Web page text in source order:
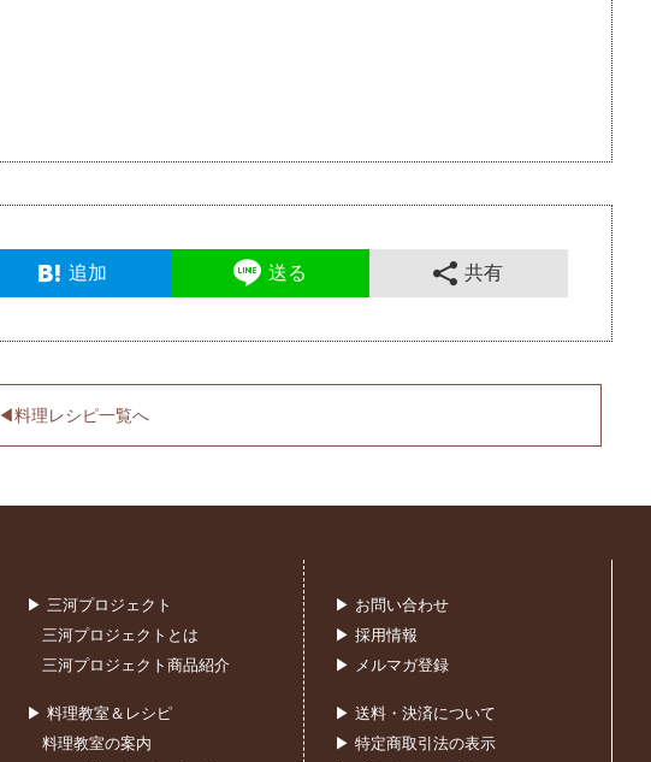
追加 送る 共有
◀︎料理レシピ一覧へ
▶ 三河プロジェクト
三河プロジェクトとは
三河プロジェクト商品紹介
▶ 料理教室＆レシピ
料理教室の案内
▶ お問い合わせ
▶ 採用情報
▶ メルマガ登録
▶ 送料・決済について
▶ 特定商取引法の表示